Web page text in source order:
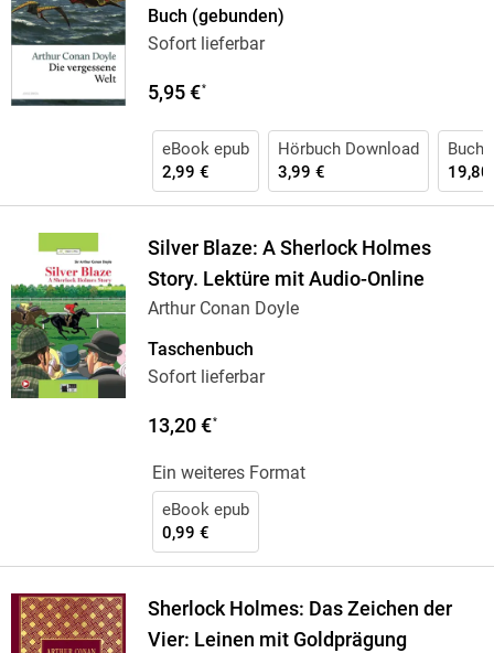
Buch (gebunden)
Sofort lieferbar
5,95 €*
eBook epub
2,99 €
Hörbuch Download
3,99 €
Buch
19,80
Silver Blaze: A Sherlock Holmes
Story. Lektüre mit Audio-Online
Arthur Conan Doyle
Taschenbuch
Sofort lieferbar
13,20 €*
Ein weiteres Format
eBook epub
0,99 €
Sherlock Holmes: Das Zeichen der
Vier: Leinen mit Goldprägung